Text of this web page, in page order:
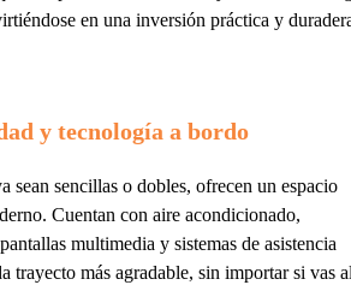
en una inversión práctica y
y tecnología a bordo
sean sencillas o dobles, ofrecen un espacio
Cuentan con aire acondicionado,
multimedia y sistemas de asistencia
trayecto más agradable, sin importar si vas